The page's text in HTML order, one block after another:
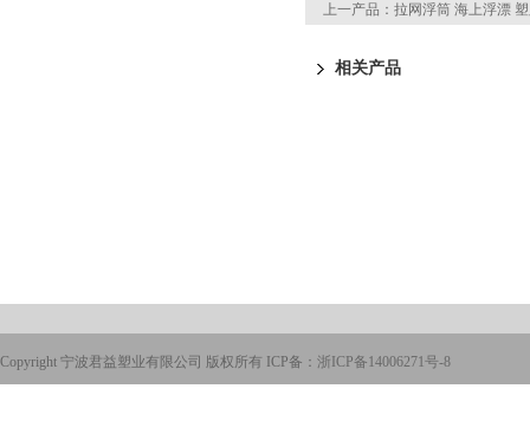
上一产品： 拉网浮筒 海上浮漂
相关产品
Copyright 宁波君益塑业有限公司 版权所有 ICP备： 浙ICP备14006271号-8